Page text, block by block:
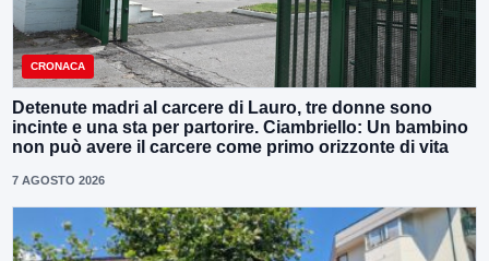
CRONACA
Detenute madri al carcere di Lauro, tre donne sono
incinte e una sta per partorire. Ciambriello: Un bambino
non può avere il carcere come primo orizzonte di vita
7 AGOSTO 2026